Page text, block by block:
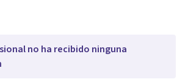
no ha recibido ninguna